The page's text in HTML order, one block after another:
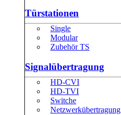
Türstationen
Single
Modular
Zubehör TS
Signalübertragung
HD-CVI
HD-TVI
Switche
Netzwerkübertragung